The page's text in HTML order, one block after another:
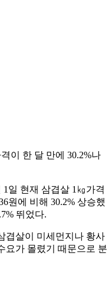
이 한 달 만에 30.2%나
일 현재 삼겹살 1㎏가격
원에 비해 30.2% 상승했
뛰었다.
겹살이 미세먼지나 황사
요가 몰렸기 때문으로 분